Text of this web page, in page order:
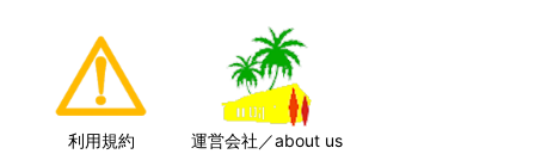
利用規約 運営会社／about us